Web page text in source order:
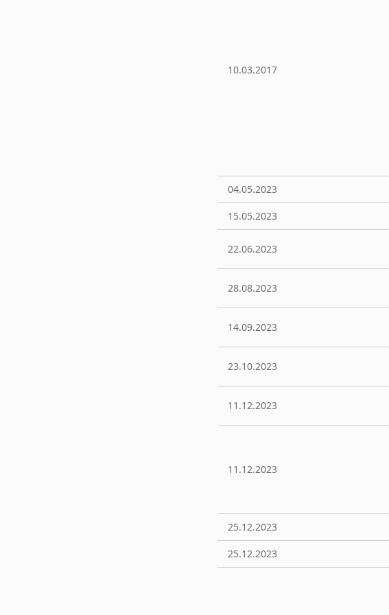
10.03.2017
04.05.2023
15.05.2023
22.06.2023
28.08.2023
14.09.2023
23.10.2023
11.12.2023
11.12.2023
25.12.2023
25.12.2023